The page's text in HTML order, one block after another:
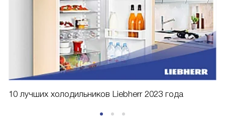
10 лучших холодильников Liebherr 2023 года